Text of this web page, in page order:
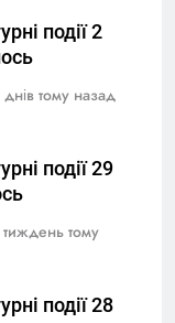
події 2
тому назад
події 29
тиждень тому
події 28